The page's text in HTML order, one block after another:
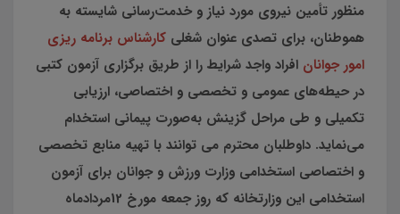
منظور تأمین نیروی مورد نیاز و خدمت‌رسانی شایسته به
هموطنان، برای تصدی عنوان‌ شغلی کارشناس برنامه ریزی
امور جوانان افراد واجد شرایط را از طریق برگزاری آزمون کتبی
در حیطه‌های عمومی و تخصصی و اختصاصی، ارزیابی
تکمیلی و طی مراحل گزینش به‌صورت پیمانی استخدام
می‌نماید. داوطلبان محترم می توانند با تهیه منابع تخصصی
و اختصاصی استخدامی وزارت ورزش و جوانان برای آزمون
استخدامی این وزارتخانه که روز جمعه مورخ 12مردادماه